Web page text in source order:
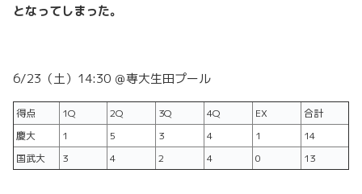
となってしまった。
6/23（土）14:30 ＠専大生田プール
得点 1Q 2Q 3Q 4Q EX
合計
慶大
1 5 3 4 1
14
国武大
3 4 2 4 0 13